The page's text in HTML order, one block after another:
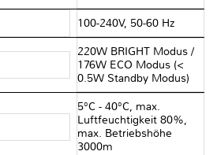
100-240V, 50-60 Hz
220W BRIGHT Modus /
176W ECO Modus (<
0.5W Standby Modus)
5°C - 40°C, max.
Luftfeuchtigkeit 80%,
max. Betriebshöhe
3000m